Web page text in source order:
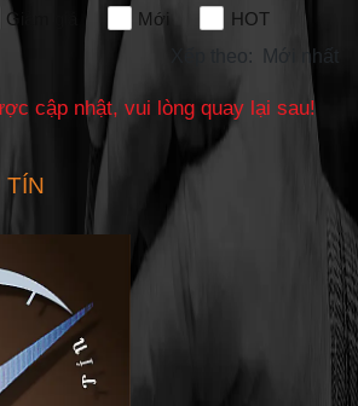
Giảm giá Mới
HOT
Xếp theo:
Mới nhất
cập nhật, vui lòng quay lại sau!
TÍN